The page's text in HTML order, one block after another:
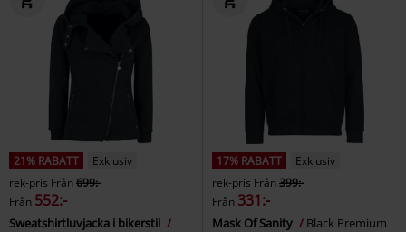
21% RABATT
Exklusiv
rek-pris Från699:-
Från 552:-
Sweatshirtluvjacka i bikerstil
17% RABATT
Exklusiv
rek-pris Från399:-
Från 331:-
Mask Of Sanity
Black Premium